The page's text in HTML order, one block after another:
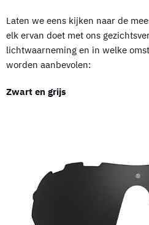
Laten we eens kijken naar de
elk ervan doet met ons
lichtwaarneming en in welke
worden aanbevolen:
Zwart en grijs